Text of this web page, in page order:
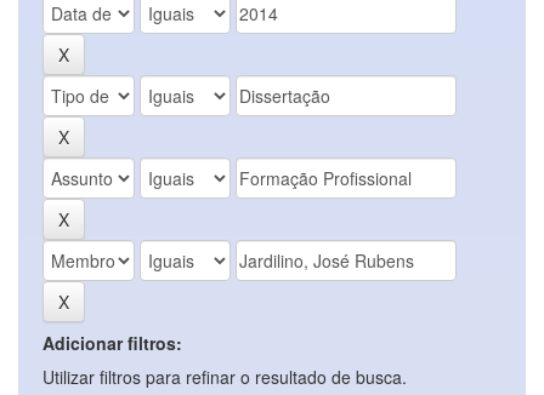
Adicionar filtros:
Utilizar filtros para refinar o resultado de busca.